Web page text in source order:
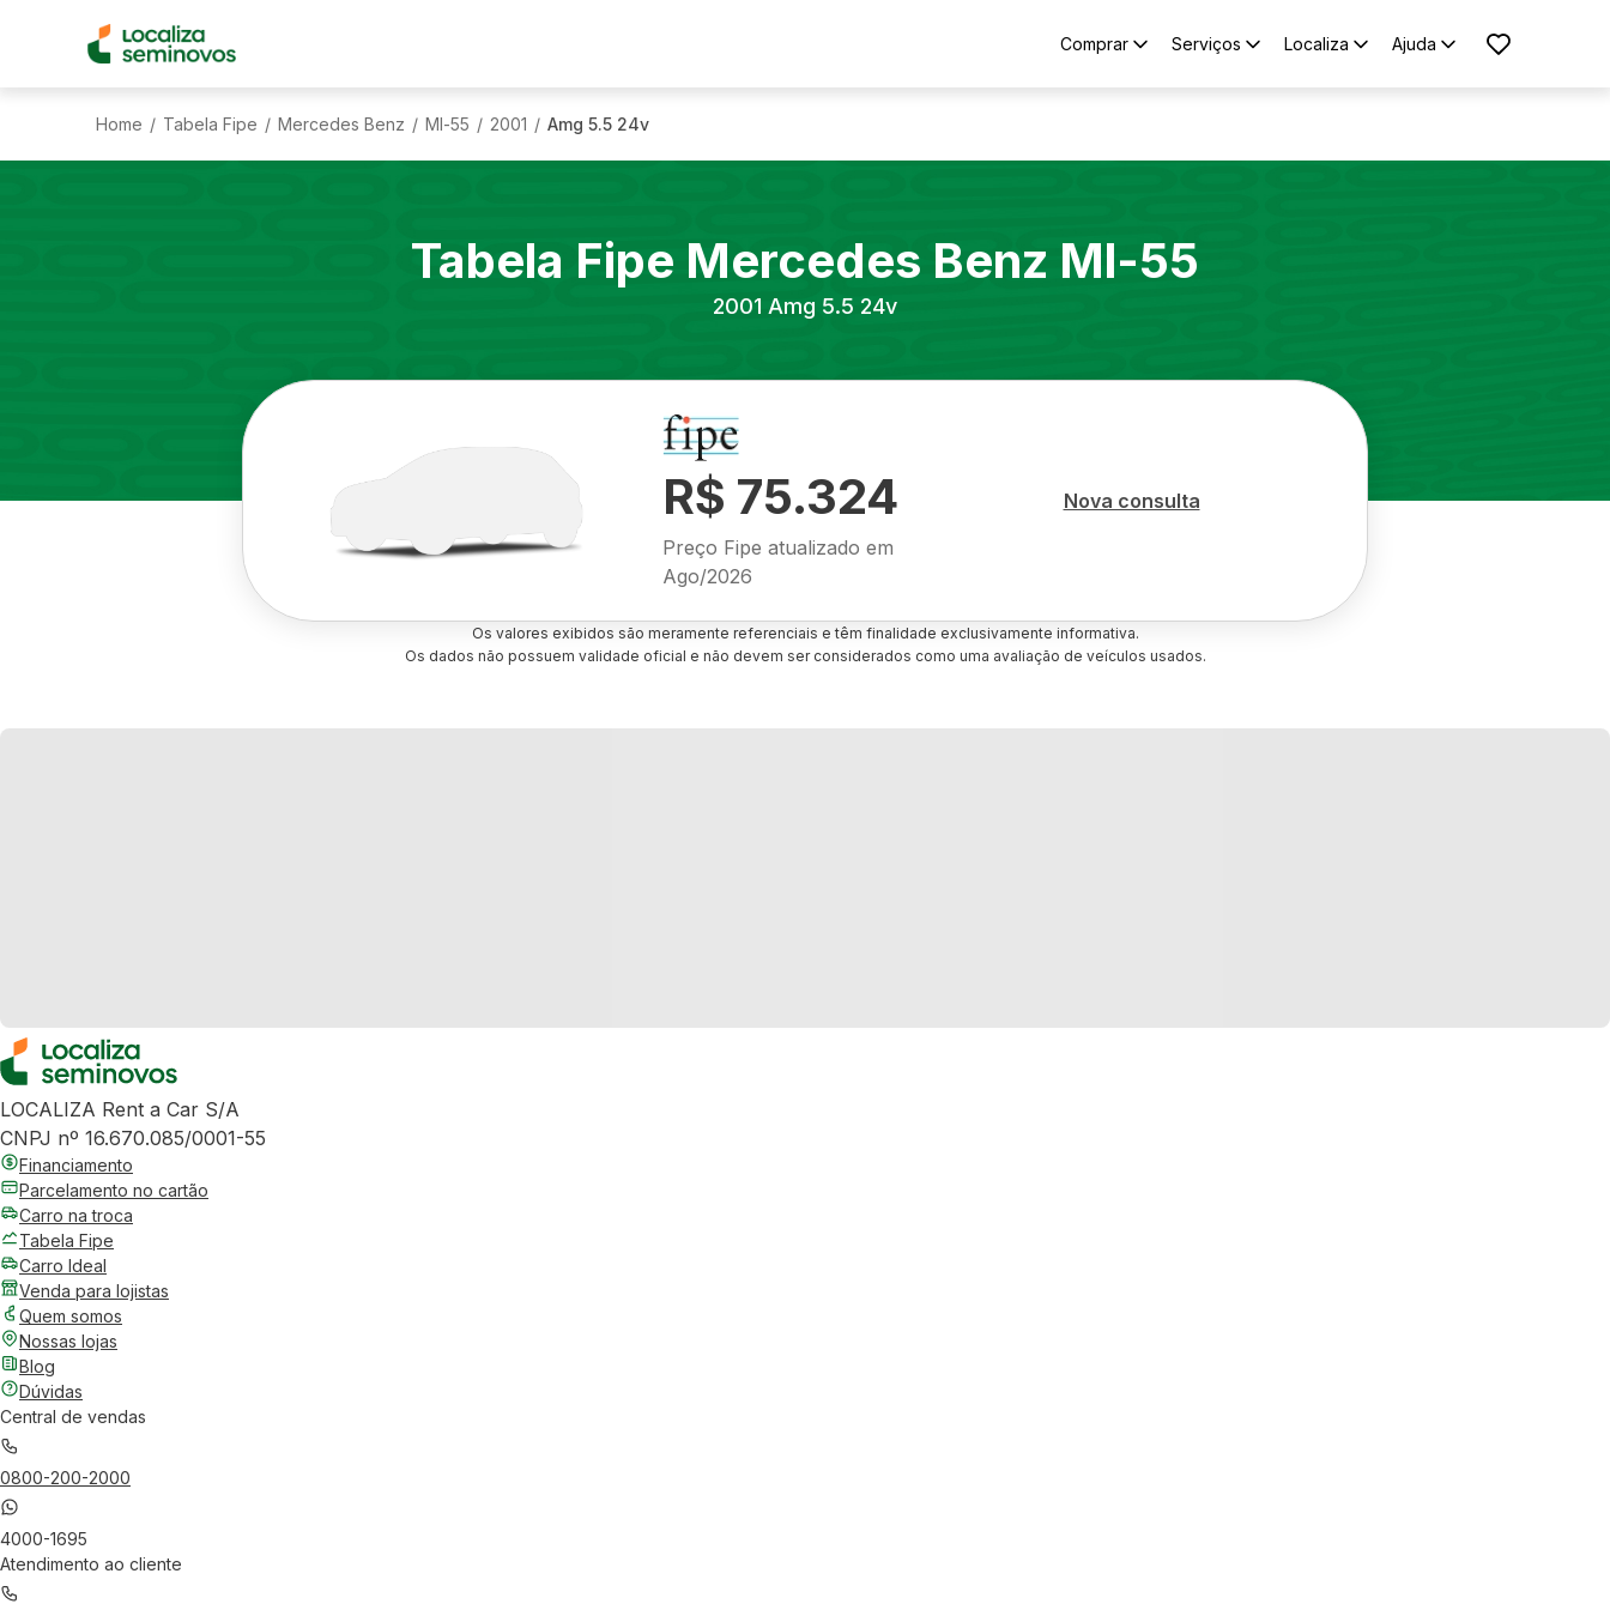
Comprar Serviços Localiza Ajuda
Home / Tabela Fipe / Mercedes Benz / Ml-55 / 2001 / Amg 5.5 24v
Tabela Fipe Mercedes Benz Ml-55
2001 Amg 5.5 24v
R$ 75.324
Preço Fipe atualizado em
Ago/2026
Nova consulta
Os valores exibidos são meramente referenciais e têm finalidade exclusivamente informativa.
Os dados não possuem validade oficial e não devem ser considerados como uma avaliação de veículos usados.
LOCALIZA Rent a Car S/A
CNPJ nº 16.670.085/0001-55
Financiamento
Parcelamento no cartão
Carro na troca
Tabela Fipe
Carro Ideal
Venda para lojistas
Quem somos
Nossas lojas
Blog
Dúvidas
Central de vendas
0800-200-2000
4000-1695
Atendimento ao cliente